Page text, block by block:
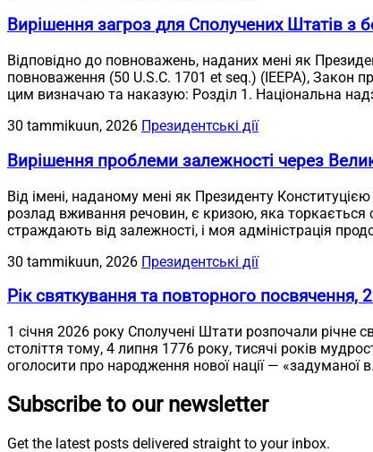
Вирішення загроз для Сполучених Штатів з
Відповідно до повноважень, наданих мені як
повноваження (50 U.S.C. 1701 et seq.) (IEEPA), Закон
цим визначаю та наказую: Розділ 1. Національна
30 tammikuun, 2026 Президентські дії
Вирішення проблеми залежності через
Від імені, наданому мені як Президенту
розлад вживання речовин, є кризою, яка торкається
страждають від залежності, і моя адміністрація
30 tammikuun, 2026 Президентські дії
Рік святкування та повторного посвячення,
1 січня 2026 року Сполучені Штати розпочали річне
століття тому, 4 липня 1776 року, тисячі років
оголосити про народження нової нації — «задуманої
Subscribe to our newsletter
Get the latest posts delivered straight to your inbox.